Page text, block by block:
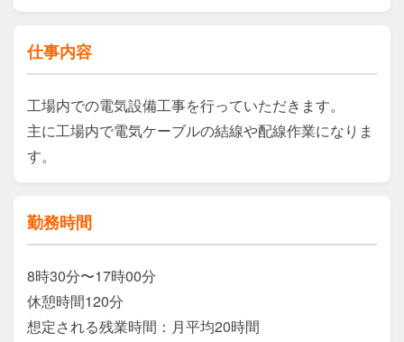
仕事内容
工場内での電気設備工事を行っていただきます。
主に工場内で電気ケーブルの結線や配線作業になりま
す。
勤務時間
8時30分〜17時00分
休憩時間120分
想定される残業時間：月平均20時間